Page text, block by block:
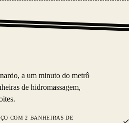
a um minuto do metrô
de hidromassagem,
COM 2 BANHEIRAS DE